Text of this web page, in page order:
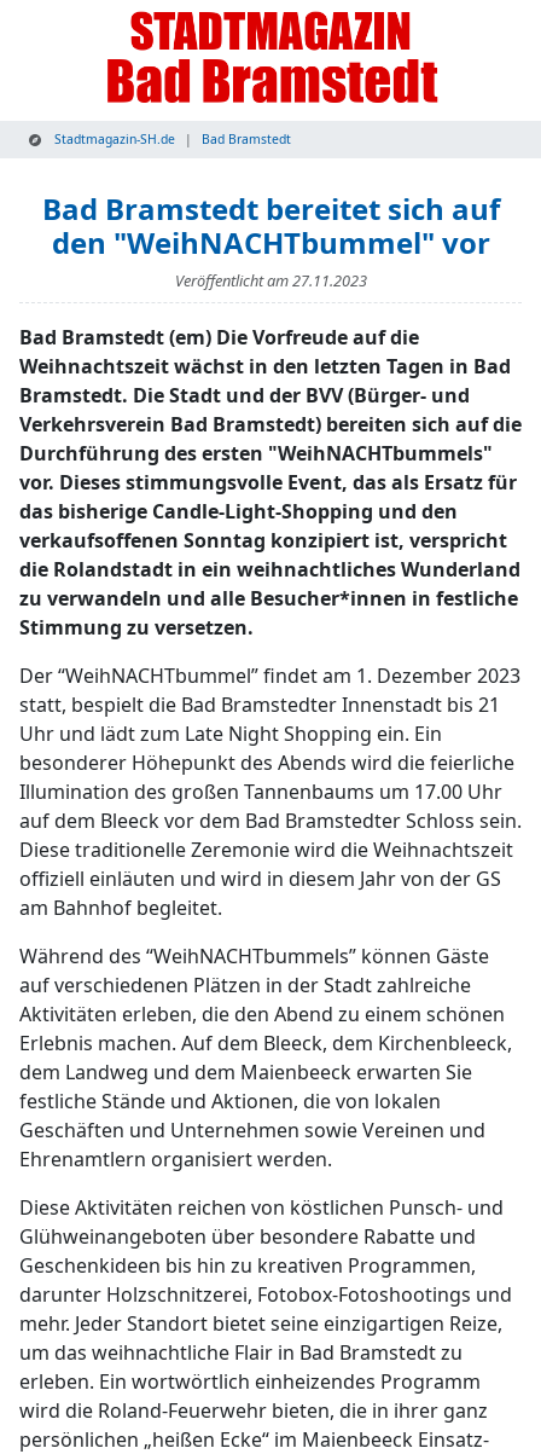
Stadtmagazin-SH.de Bad Bramstedt
Bad Bramstedt bereitet sich auf
den "WeihNACHTbummel" vor
Veröffentlicht am27.11.2023
Bad Bramstedt (em) Die Vorfreude auf die
Weihnachtszeit wächst in den letzten Tagen in Bad
Bramstedt. Die Stadt und der BVV (Bürger- und
Verkehrsverein Bad Bramstedt) bereiten sich auf die
Durchführung des ersten "WeihNACHTbummels"
vor. Dieses stimmungsvolle Event, das als Ersatz für
das bisherige Candle-Light-Shopping und den
verkaufsoffenen Sonntag konzipiert ist, verspricht
die Rolandstadt in ein weihnachtliches Wunderland
zu verwandeln und alle Besucher*innen in festliche
Stimmung zu versetzen.
Der “WeihNACHTbummel” findet am 1. Dezember 2023
statt, bespielt die Bad Bramstedter Innenstadt bis 21
Uhr und lädt zum Late Night Shopping ein. Ein
besonderer Höhepunkt des Abends wird die feierliche
Illumination des großen Tannenbaums um 17.00 Uhr
auf dem Bleeck vor dem Bad Bramstedter Schloss sein.
Diese traditionelle Zeremonie wird die Weihnachtszeit
offiziell einläuten und wird in diesem Jahr von der GS
am Bahnhof begleitet.
Während des “WeihNACHTbummels” können Gäste
auf verschiedenen Plätzen in der Stadt zahlreiche
Aktivitäten erleben, die den Abend zu einem schönen
Erlebnis machen. Auf dem Bleeck, dem Kirchenbleeck,
dem Landweg und dem Maienbeeck erwarten Sie
festliche Stände und Aktionen, die von lokalen
Geschäften und Unternehmen sowie Vereinen und
Ehrenamtlern organisiert werden.
Diese Aktivitäten reichen von köstlichen Punsch- und
Glühweinangeboten über besondere Rabatte und
Geschenkideen bis hin zu kreativen Programmen,
darunter Holzschnitzerei, Fotobox-Fotoshootings und
mehr. Jeder Standort bietet seine einzigartigen Reize,
um das weihnachtliche Flair in Bad Bramstedt zu
erleben. Ein wortwörtlich einheizendes Programm
wird die Roland-Feuerwehr bieten, die in ihrer ganz
persönlichen „heißen Ecke“ im Maienbeeck Einsatz-